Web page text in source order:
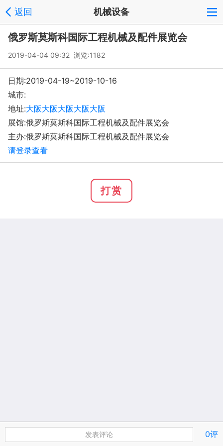
返回 机械设备
俄罗斯莫斯科国际工程机械及配件展览会
2019-04-04 09:32 浏览:1182
日期:2019-04-19~2019-10-16
城市:
地址:大阪大阪大阪大阪大阪
展馆:俄罗斯莫斯科国际工程机械及配件展览会
主办:俄罗斯莫斯科国际工程机械及配件展览会
请登录查看
打赏
发表评论 0评